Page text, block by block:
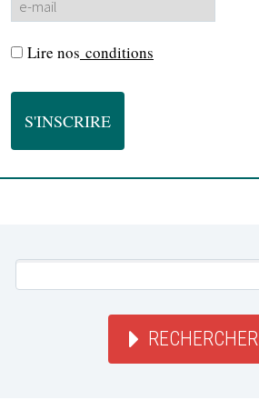
Lire nos conditions
RECHERCHER